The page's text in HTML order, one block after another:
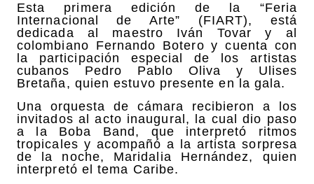
Esta primera edición de la “Feria
Internacional de Arte” (FIART), está
dedicada al maestro Iván Tovar y al
colombiano Fernando Botero y cuenta con
la participación especial de los artistas
cubanos Pedro Pablo Oliva y Ulises
Bretaña, quien estuvo presente en la gala.
Una orquesta de cámara recibieron a los
invitados al acto inaugural, la cual dio paso
a la Boba Band, que interpretó ritmos
tropicales y acompañó a la artista sorpresa
de la noche, Maridalia Hernández, quien
interpretó el tema Caribe.